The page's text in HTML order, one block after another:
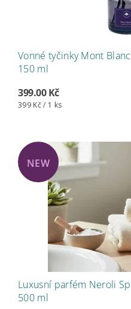
Vonné tyčinky Mont
150 ml
399.00 Kč
399 Kč / 1 ks
NEW
Luxusní parfém Neroli
500 ml